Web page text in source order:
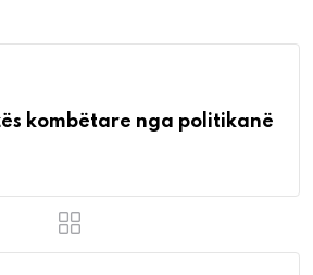
kombëtare nga politikanë